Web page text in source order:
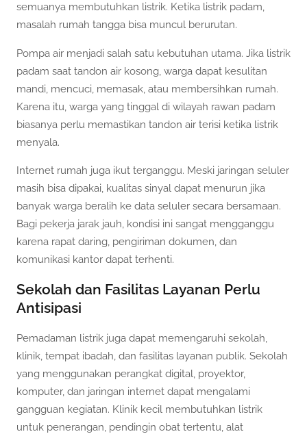
semuanya membutuhkan listrik. Ketika listrik padam,
masalah rumah tangga bisa muncul berurutan.
Pompa air menjadi salah satu kebutuhan utama. Jika listrik
padam saat tandon air kosong, warga dapat kesulitan
mandi, mencuci, memasak, atau membersihkan rumah.
Karena itu, warga yang tinggal di wilayah rawan padam
biasanya perlu memastikan tandon air terisi ketika listrik
menyala.
Internet rumah juga ikut terganggu. Meski jaringan seluler
masih bisa dipakai, kualitas sinyal dapat menurun jika
banyak warga beralih ke data seluler secara bersamaan.
Bagi pekerja jarak jauh, kondisi ini sangat mengganggu
karena rapat daring, pengiriman dokumen, dan
komunikasi kantor dapat terhenti.
Sekolah dan Fasilitas Layanan Perlu
Antisipasi
Pemadaman listrik juga dapat memengaruhi sekolah,
klinik, tempat ibadah, dan fasilitas layanan publik. Sekolah
yang menggunakan perangkat digital, proyektor,
komputer, dan jaringan internet dapat mengalami
gangguan kegiatan. Klinik kecil membutuhkan listrik
untuk penerangan, pendingin obat tertentu, alat